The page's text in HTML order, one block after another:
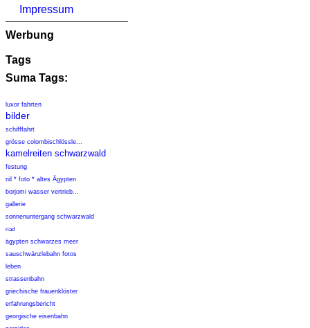
Impressum
Werbung
Tags
Suma Tags:
luxor fahrten
bilder
schifffahrt
grösse colombischlössle...
kamelreiten schwarzwald
festung
nil * foto * altes Ägypten
borjomi wasser vertrieb...
gallerie
sonnenuntergang schwarzwald
riad
ägypten schwarzes meer
sauschwänzlebahn fotos
leben
strassenbahn
griechische frauenklöster
erfahrungsbericht
georgische eisenbahn